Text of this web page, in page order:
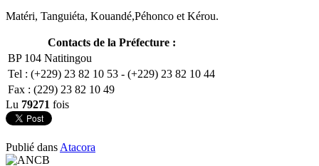
Matéri, Tanguiéta, Kouandé,Péhonco et Kérou.
Contacts de la Préfecture :
BP 104 Natitingou
Tel : (+229) 23 82 10 53 - (+229) 23 82 10 44
Fax : (229) 23 82 10 49
Lu 79271 fois
Publié dans Atacora